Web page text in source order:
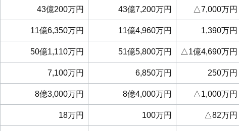
43億200万円 43億7,200万円 △7,000万円
11億6,350万円 11億4,960万円 1,390万円
50億1,110万円 51億5,800万円 △1億4,690万円
7,100万円 6,850万円 250万円
8億3,000万円 8億4,000万円 △1,000万円
18万円 100万円 △82万円